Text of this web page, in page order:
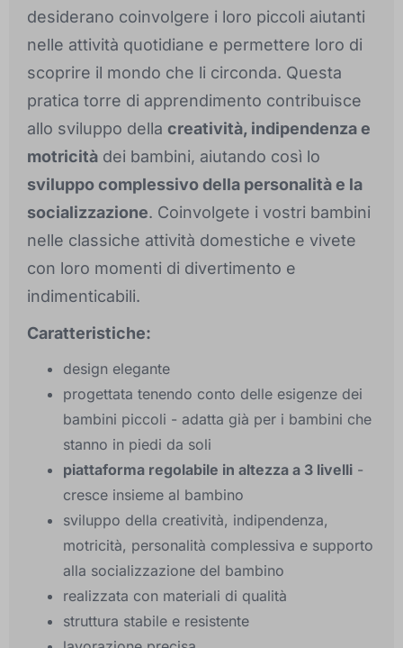
desiderano coinvolgere i loro piccoli aiutanti
nelle attività quotidiane e permettere loro di
scoprire il mondo che li circonda. Questa
pratica torre di apprendimento contribuisce
allo sviluppo della creatività, indipendenza e
motricità dei bambini, aiutando così lo
sviluppo complessivo della personalità e la
socializzazione. Coinvolgete i vostri bambini
nelle classiche attività domestiche e vivete
con loro momenti di divertimento e
indimenticabili.
Caratteristiche:
design elegante
progettata tenendo conto delle esigenze dei
bambini piccoli - adatta già per i bambini che
stanno in piedi da soli
piattaforma regolabile in altezza a 3 livelli -
cresce insieme al bambino
sviluppo della creatività, indipendenza,
motricità, personalità complessiva e supporto
alla socializzazione del bambino
realizzata con materiali di qualità
struttura stabile e resistente